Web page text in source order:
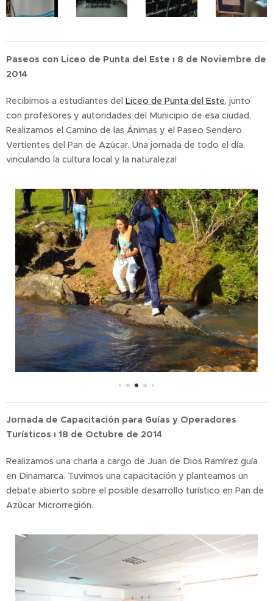
Paseos con Liceo de Punta del Este ı 8 de Noviembre de
2014
Recibimos a estudiantes del Liceo de Punta del Este, junto
con profesores y autoridades del Municipio de esa ciudad.
Realizamos el Camino de las Ánimas y el Paseo Sendero
Vertientes del Pan de Azúcar. Una jornada de todo el día,
vinculando la cultura local y la naturaleza!
Jornada de Capacitación para Guías y Operadores
Turísticos ı 18 de Octubre de 2014
Realizamos una charla a cargo de Juan de Dios Ramírez guía
en Dinamarca. Tuvimos una capacitación y planteamos un
debate abierto sobre el posible desarrollo turístico en Pan de
Azúcar Microrregión.